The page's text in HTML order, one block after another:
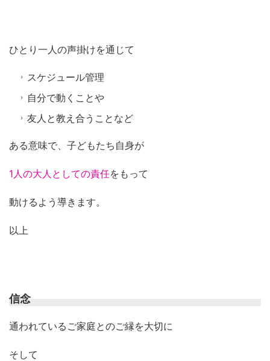
ひとり一人の声掛けを通じて
スケジュール管理
自分で動くことや
友人と教え合うことなど
ある意味で、子どもたち自身が
1人の大人としての責任をもって
動けるよう導きます。
以上
信念
通われているご家庭とのご縁を大切に
そして